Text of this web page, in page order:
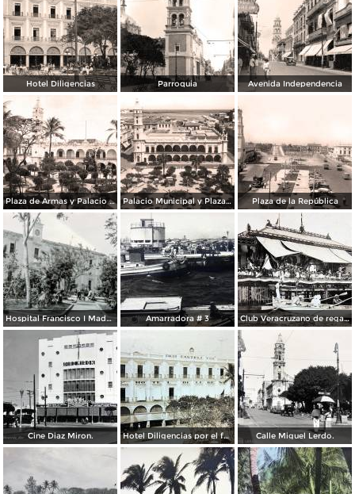
Hotel Diligencias Parroquia Avenida Independencia
Plaza de Armas y Palacio Municipal Palacio Municipal y Plaza de Armas Plaza de la República
Hospital Francisco I Madero. Amarradora # 3 Club Veracruzano de regatas.
Cine Diaz Miron. Hotel Diligencias por el fotografo Walter E Hadsell. ( Circulada el 17 de Febrero de 1914 ). Calle Miguel Lerdo.